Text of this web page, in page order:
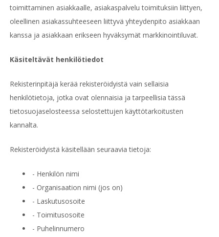
toimittaminen asiakkaalle, asiakaspalvelu toimituksiin liittyen,
oleellinen asiakassuhteeseen liittyvä yhteydenpito asiakkaan
kanssa ja asiakkaan erikseen hyväksymät markkinointiluvat.
Käsiteltävät henkilötiedot
Rekisterinpitäjä kerää rekisteröidyistä vain sellaisia
henkilötietoja, jotka ovat olennaisia ja tarpeellisia tässä
tietosuojaselosteessa selostettujen käyttötarkoitusten
kannalta.
Rekisteröidyistä käsitellään seuraavia tietoja:
- Henkilön nimi
- Organisaation nimi (jos on)
- Laskutusosoite
- Toimitusosoite
- Puhelinnumero